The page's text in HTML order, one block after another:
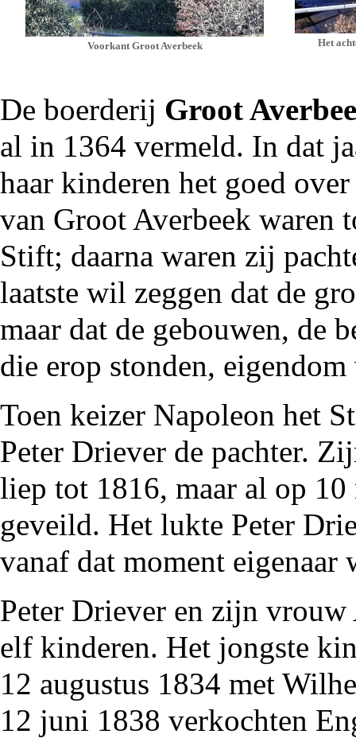
Voorkant Groot Averbeek Het
De boerderij Groot
al in 1364 vermeld. In dat
haar kinderen het goed
van Groot Averbeek waren
Stift; daarna waren zij
laatste wil zeggen dat de
maar dat de gebouwen, de
die erop stonden,
Toen keizer Napoleon het
Peter Driever de pachter.
liep tot 1816, maar al op
geveild. Het lukte Peter
vanaf dat moment eigenaar
Peter Driever en zijn vrouw
elf kinderen. Het jongste
12 augustus 1834 met
12 juni 1838 verkochten